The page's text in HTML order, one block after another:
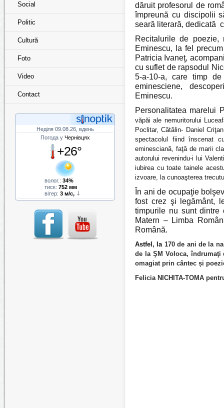
Social
Politic
Cultură
Foto
Video
Contact
Неділя 09.08.26, вдень
Погода у Чернівцях
+26°
волог.: 34%
тиск: 752 мм
вітер: 3 м/с,
dăruit profesorul de
împreună cu discipolii
seară literară, dedicată
Recitalurile de poezie,
Eminescu, la fel
Patricia Ivaneţ,
cu suflet de rapsodul
5-a-10-a, care timp
eminesciene,
Eminescu.
Personalitatea marelui
văpăi ale nemuritorului
Poclitar, Cătălin- Daniel
spectacolul fiind înscenat
eminesciană, faţă de marii
autorului revenindu-i lui
iubirea cu toate tainele
izvoare, la cunoaşterea
În ani de ocupaţie
fost crez şi legământ,
timpurile nu sunt
Matern – Limba
Română.
Astfel, la 170 de ani de la
de la ŞM Voloca,
omagiat prin cântec și
Felicia NICHITA-TOMA